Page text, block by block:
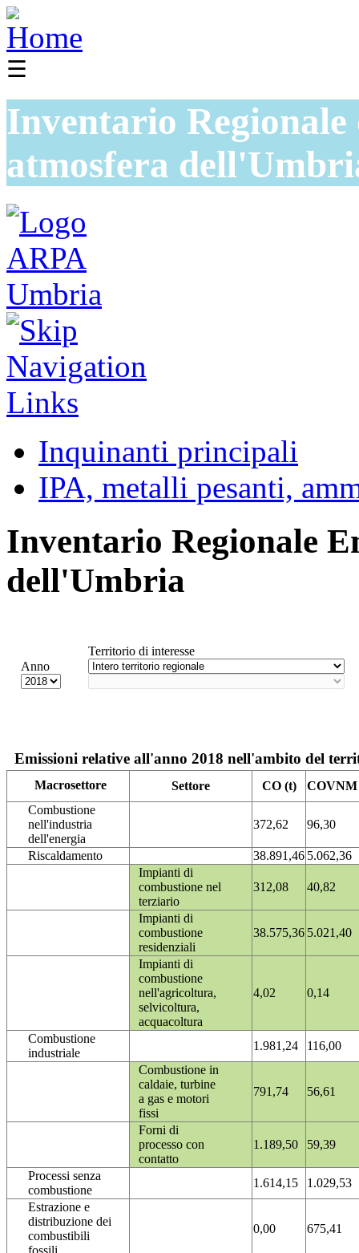
☰
Inventario
atmosfera
Inquinanti principali
IPA, metalli pesanti,
Inventario Regionale
dell'Umbria
Anno
Territorio di interesse
Emissioni relative all'anno 2018 nell'ambito del
Macrosettore Settore CO (t)
COVNM
Combustione
nell'industria
dell'energia
372,62 96,30
Riscaldamento 38.891,46 5.062,36
Impianti di
combustione nel
terziario
312,08 40,82
Impianti di
combustione
residenziali
38.575,36 5.021,40
Impianti di
combustione
nell'agricoltura,
selvicoltura,
acquacoltura
4,02 0,14
Combustione
industriale
1.981,24
116,00
Combustione in
caldaie, turbine
a gas e motori
fissi
791,74 56,61
Forni di
processo con
contatto
1.189,50 59,39
Processi senza
combustione
1.614,15
1.029,53
Estrazione e
distribuzione dei
combustibili
0,00 675,41